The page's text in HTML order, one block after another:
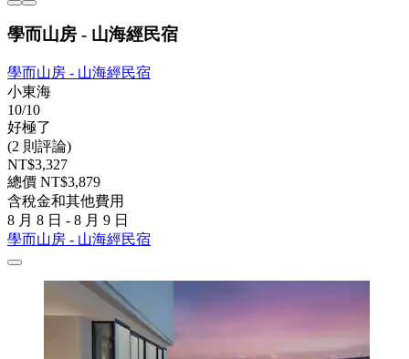
學而山房 - 山海經民宿
學而山房 - 山海經民宿
小東海
10/10
好極了
(2 則評論)
NT$3,327
總價 NT$3,879
含稅金和其他費用
8 月 8 日 - 8 月 9 日
學而山房 - 山海經民宿